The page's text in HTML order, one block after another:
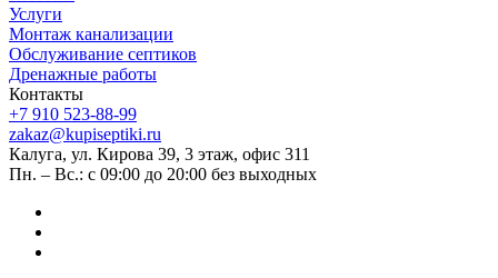
Услуги
Монтаж канализации
Обслуживание септиков
Дренажные работы
Контакты
+7 910 523-88-99
zakaz@kupiseptiki.ru
Калуга, ул. Кирова 39, 3 этаж, офис 311
Пн. – Вс.: с 09:00 до 20:00 без выходных